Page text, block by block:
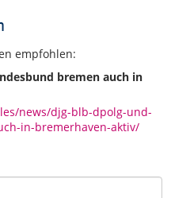
empfohlen:
bremen auch in
news/djg-blb-dpolg-und-
in-bremerhaven-aktiv/